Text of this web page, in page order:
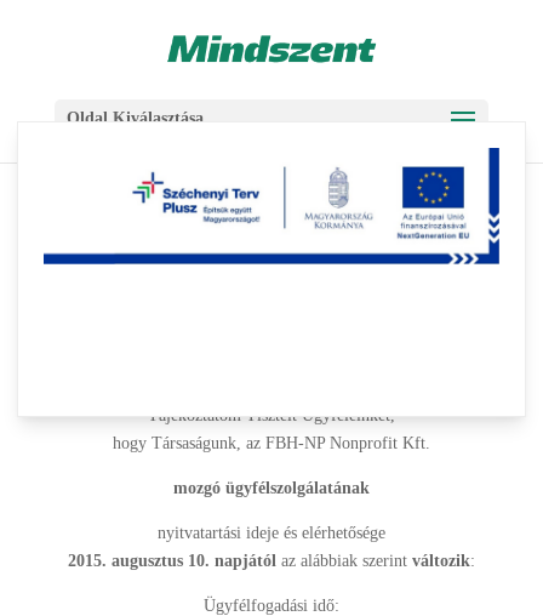
Oldal Kiválasztása
Tájékoztató
Tájékoztatom Tisztelt Ügyfeleinket,
hogy Társaságunk, az FBH-NP Nonprofit Kft.
mozgó ügyfélszolgálatának
nyitvatartási ideje és elérhetősége
2015. augusztus 10. napjátólaz alábbiak szerint változik:
Ügyfélfogadási idő: